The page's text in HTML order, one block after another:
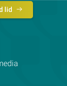
lid